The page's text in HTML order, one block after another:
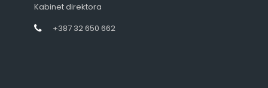
Kabinet direktora
+387 32 650 662